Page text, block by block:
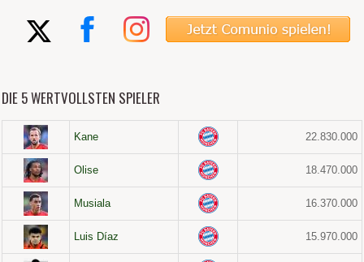
DIE 5 WERTVOLLSTEN SPIELER
Kane 22.830.000
Olise 18.470.000
Musiala 16.370.000
Luis Díaz 15.970.000